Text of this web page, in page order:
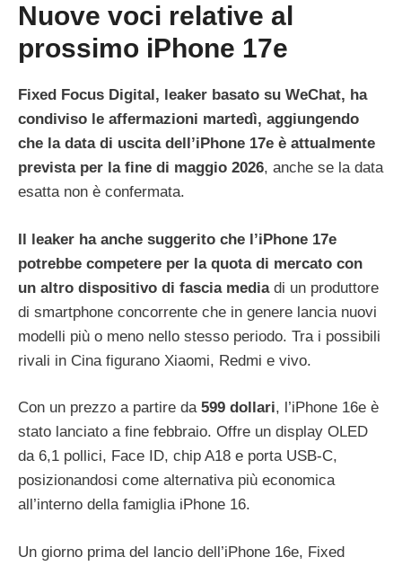
Nuove voci relative al
prossimo iPhone 17e
Fixed Focus Digital, leaker basato su WeChat, ha
condiviso le affermazioni martedì, aggiungendo
che la data di uscita dell’iPhone 17e è attualmente
prevista per la fine di maggio 2026, anche se la data
esatta non è confermata.
Il leaker ha anche suggerito che l’iPhone 17e
potrebbe competere per la quota di mercato con
un altro dispositivo di fascia mediadi un produttore
di smartphone concorrente che in genere lancia nuovi
modelli più o meno nello stesso periodo. Tra i possibili
rivali in Cina figurano Xiaomi, Redmi e vivo.
Con un prezzo a partire da599 dollari, l’iPhone 16e è
stato lanciato a fine febbraio. Offre un display OLED
da 6,1 pollici, Face ID, chip A18 e porta USB-C,
posizionandosi come alternativa più economica
all’interno della famiglia iPhone 16.
Un giorno prima del lancio dell’iPhone 16e, Fixed